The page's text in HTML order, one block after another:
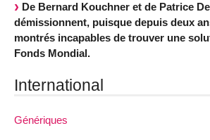
De Bernard Kouchner et de Patrice
démissionnent, puisque depuis deux
montrés incapables de trouver une
Fonds Mondial.
International
Génériques